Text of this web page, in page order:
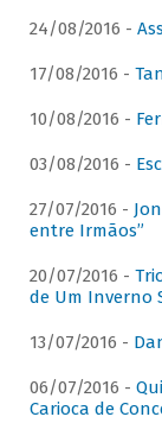
24/08/2016 -
17/08/2016 -
10/08/2016 -
03/08/2016 -
27/07/2016 -
entre Irmãos”
20/07/2016 -
de Um Inverno
13/07/2016 -
06/07/2016 -
Carioca de